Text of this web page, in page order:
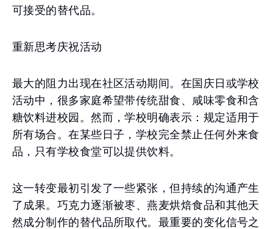
可接受的替代品。
重新思考庆祝活动
最大的阻力出现在社区活动期间。在国庆日或学校
活动中，很多家庭希望带传统甜食、咸味零食和含
糖饮料进校园。然而，学校明确表示：规定适用于
所有场合。在某些日子，学校完全禁止任何外来食
品，只有学校食堂可以提供饮料。
这一转变最初引发了一些紧张，但持续的沟通产生
了成果。巧克力逐渐被枣、燕麦烘焙食品和其他天
然成分制作的替代品所取代。最重要的变化信号之